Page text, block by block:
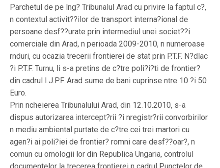
Parchetul de pe lng? Tribunalul Arad cu privire la faptul c?,
n contextul activit??ilor de transport interna?ional de
persoane desf??urate prin intermediul unei societ??i
comerciale din Arad, n perioada 2009-2010, n numeroase
rnduri, cu ocazia trecerii frontierei de stat prin P.T.F. N?dlac
?i P.T.F. Turnu, li s-a pretins de c?tre poli?i?ti de frontier?
din cadrul I.J.P.F. Arad sume de bani cuprinse ntre 10 ?i 50
Euro.
Prin ncheierea Tribunalului Arad, din 12.10.2010, s-a
dispus autorizarea intercept?rii ?i nregistr?rii convorbirilor
n mediu ambiental purtate de c?tre cei trei martori cu
agen?i ai poli?iei de frontier? romni care desf??oar?, n
comun cu omologii lor din Republica Ungaria, controlul